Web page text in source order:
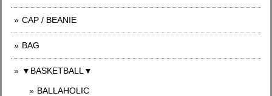
CAP / BEANIE
BAG
▼BASKETBALL▼
BALLAHOLIC